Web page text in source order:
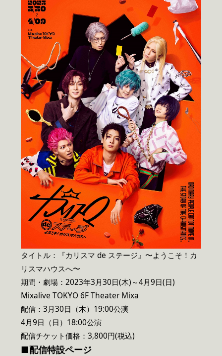
タイトル：『カリスマ de ステージ』〜ようこそ！カ
リスマハウスへ〜
期間・劇場：2023年3月30日(木)～4月9日(日)
Mixalive TOKYO 6F Theater Mixa
配信：3月30日（木）19:00公演
4月9日（日）18:00公演
配信チケット価格：3,800円(税込)
■配信特設ページ